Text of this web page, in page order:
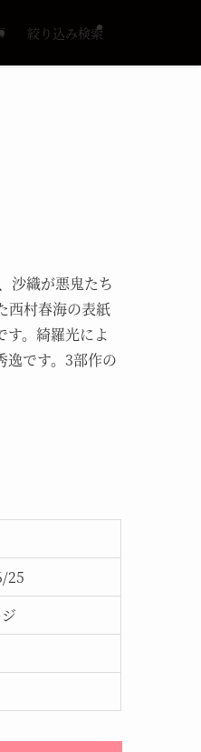
絞り込み検索
沙織が悪鬼たち
西村春海の表紙
す。綺羅光によ
逸です。3部作の
25